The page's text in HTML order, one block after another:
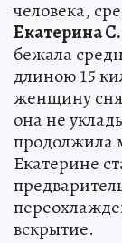
человека,
Екатерина С.
бежала
длиною 15
женщину
она не
продолжила
Екатерине
вскрытие.